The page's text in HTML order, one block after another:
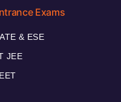
Exams
& ESE
JEE